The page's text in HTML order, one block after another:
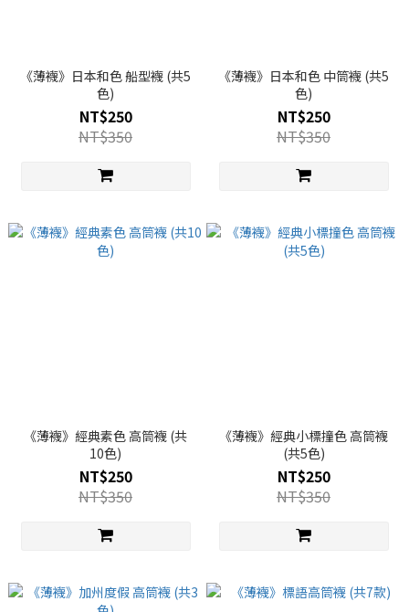
《薄襪》日本和色 船型襪 (共5
色)
NT$250
NT$350
《薄襪》日本和色 中筒襪 (共5
色)
NT$250
NT$350
《薄襪》經典素色 高筒襪 (共
10色)
NT$250
NT$350
《薄襪》經典小標撞色 高筒襪
(共5色)
NT$250
NT$350